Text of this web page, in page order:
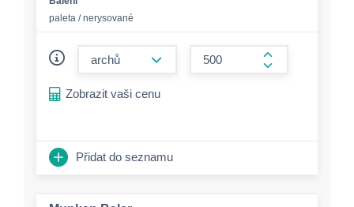
paleta / nerysované
form.increase-
Zobrazit vaši cenu
Přidat do seznamu